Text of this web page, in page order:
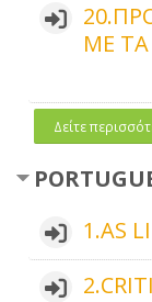
ΜΕ ΤΑ
Δείτε
1.AS